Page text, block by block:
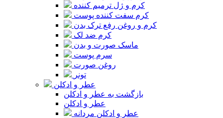
کرم و ژل ترمیم کننده
کرم سفت کننده پوست
کرم و روغن رفع ترک بدن
کرم ضد لک
ماسک صورت و بدن
سرم پوست
روغن صورت
تونر
عطر و ادکلن
بازگشت به عطر و ادکلن
عطر و ادکلن
عطر و ادکلن مردانه